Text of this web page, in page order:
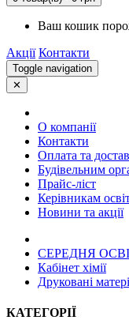
Ваш кошик
Акції Контакти
Toggle navigation
✕
О компанії
Контакти
Оплата та
Будівельним
Прайс-ліст
Керівникам
Новини та акції
СЕРЕДНЯ
Кабінет хімії
Друковані
КАТЕГОРІЇ